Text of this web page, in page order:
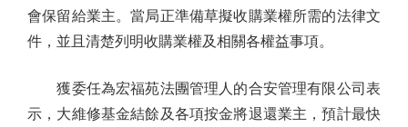
會保留給業主。當局正準備草擬收購業權所需的法律文
件，並且清楚列明收購業權及相關各權益事項。
獲委任為宏福苑法團管理人的合安管理有限公司表
示，大維修基金結餘及各項按金將退還業主，預計最快